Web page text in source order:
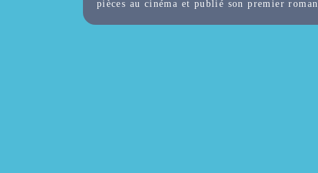
pièces au cinéma et publié son premier roman